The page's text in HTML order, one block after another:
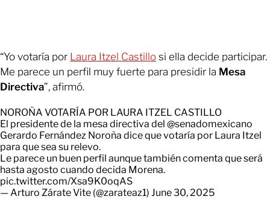
“Yo votaría por Laura Itzel Castillo si ella decide participar.
Me parece un perfil muy fuerte para presidir la Mesa
Directiva”, afirmó.
NOROÑA VOTARÍA POR LAURA ITZEL CASTILLO
El presidente de la mesa directiva del @senadomexicano
Gerardo Fernández Noroña dice que votaría por Laura Itzel
para que sea su relevo.
Le parece un buen perfil aunque también comenta que será
hasta agosto cuando decida Morena.
pic.twitter.com/Xsa9K0oqAS
— Arturo Zárate Vite (@zarateaz1) June 30, 2025